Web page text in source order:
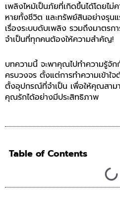
เพลิงไหม้เป็นภัยที่เกิดขึ้นได้โดยไม่
หายทั้งชีวิต และทรัพย์สินอย่างรุนแ
เรื่องระบบดับเพลิง รวมถึงมาตร
จำเป็นที่ทุกคนต้องให้ความสำคัญ!
บทความนี้ จะพาคุณไปทำความรู้จั
ครบวงจร ตั้งแต่การทำความเข้าใ
ตั้งอุปกรณ์ที่จำเป็น เพื่อให้คุณสาม
คุณรักได้อย่างมีประสิทธิภาพ
Table of Contents